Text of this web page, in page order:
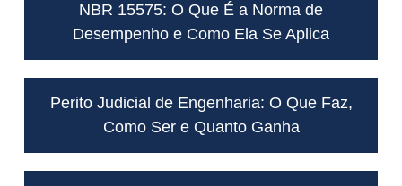
NBR 15575: O Que É a Norma de
Desempenho e Como Ela Se Aplica
Perito Judicial de Engenharia: O Que Faz,
Como Ser e Quanto Ganha